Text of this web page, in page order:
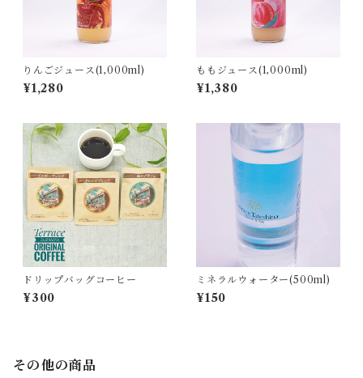
りんごジュース(1,000ml)
¥1,280
ももジュース(1,000ml)
¥1,380
ドリップバッグコーヒー
¥300
ミネラルウォーター(500ml)
¥150
その他の商品